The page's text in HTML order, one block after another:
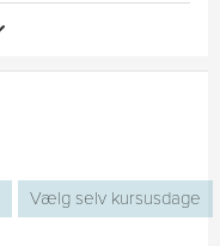
Vælg selv kursusdage